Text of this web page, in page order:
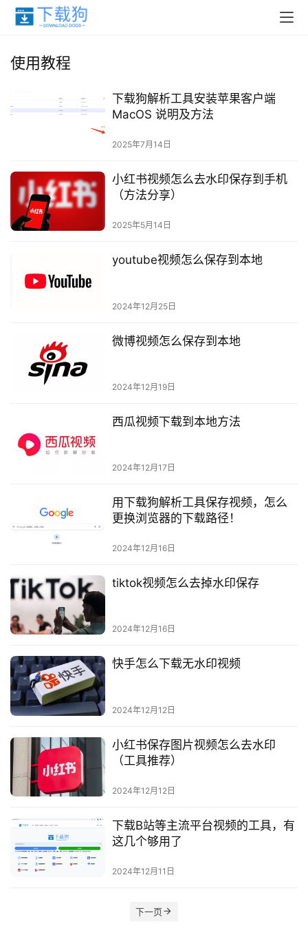
使用教程
下载狗解析工具安装苹果客户端
MacOS 说明及方法
2025年7月14日
小红书视频怎么去水印保存到手机
（方法分享）
2025年5月14日
youtube视频怎么保存到本地
2024年12月25日
微博视频怎么保存到本地
2024年12月19日
西瓜视频下载到本地方法
2024年12月17日
用下载狗解析工具保存视频，怎么
更换浏览器的下载路径！
2024年12月16日
tiktok视频怎么去掉水印保存
2024年12月16日
快手怎么下载无水印视频
2024年12月12日
小红书保存图片视频怎么去水印
（工具推荐）
2024年12月12日
下载B站等主流平台视频的工具，有
这几个够用了
2024年12月11日
下一页